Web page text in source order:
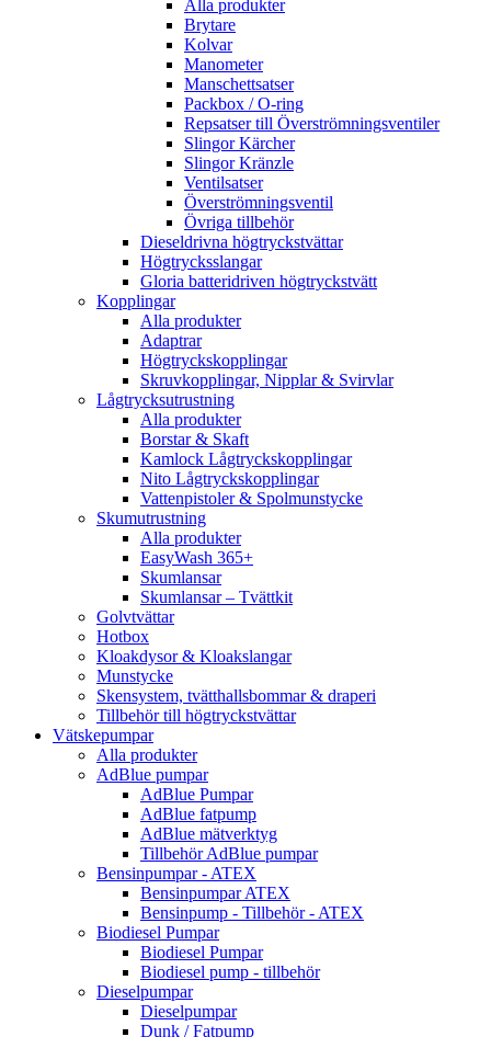
Alla produkter
Brytare
Kolvar
Manometer
Manschettsatser
Packbox / O-ring
Repsatser till Överströmningsventiler
Slingor Kärcher
Slingor Kränzle
Ventilsatser
Överströmningsventil
Övriga tillbehör
Dieseldrivna högtryckstvättar
Högtrycksslangar
Gloria batteridriven högtryckstvätt
Kopplingar
Alla produkter
Adaptrar
Högtryckskopplingar
Skruvkopplingar, Nipplar & Svirvlar
Lågtrycksutrustning
Alla produkter
Borstar & Skaft
Kamlock Lågtryckskopplingar
Nito Lågtryckskopplingar
Vattenpistoler & Spolmunstycke
Skumutrustning
Alla produkter
EasyWash 365+
Skumlansar
Skumlansar – Tvättkit
Golvtvättar
Hotbox
Kloakdysor & Kloakslangar
Munstycke
Skensystem, tvätthallsbommar & draperi
Tillbehör till högtryckstvättar
Vätskepumpar
Alla produkter
AdBlue pumpar
AdBlue Pumpar
AdBlue fatpump
AdBlue mätverktyg
Tillbehör AdBlue pumpar
Bensinpumpar - ATEX
Bensinpumpar ATEX
Bensinpump - Tillbehör - ATEX
Biodiesel Pumpar
Biodiesel Pumpar
Biodiesel pump - tillbehör
Dieselpumpar
Dieselpumpar
Dunk / Fatpump